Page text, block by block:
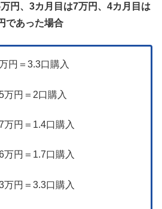
円、3カ月目は7万円、4カ月目は
であった場合
円＝3.3口購入
万円＝2口購入
円＝1.4口購入
円＝1.7口購入
円＝3.3口購入